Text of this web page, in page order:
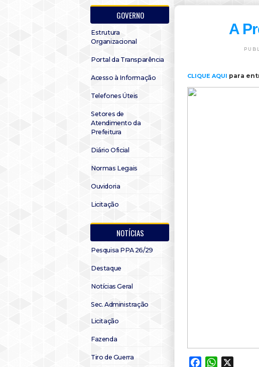
GOVERNO
Estrutura
Organizacional
Portal da Transparência
Acesso à Informação
Telefones Úteis
Setores de
Atendimento da
Prefeitura
Diário Oficial
Normas Legais
Ouvidoria
Licitação
NOTÍCIAS
Pesquisa PPA 26/29
Destaque
Notícias Geral
Sec. Administração
Licitação
Fazenda
Tiro de Guerra
A
CLIQUE AQUI para
FacebookWhatsApp